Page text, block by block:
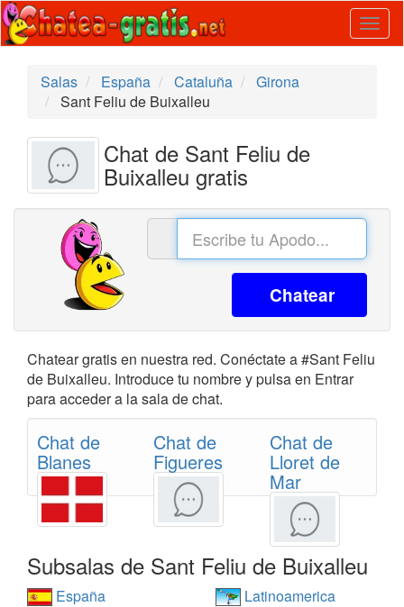
Salas
España Cataluña
Girona
Sant Feliu de Buixalleu
Chat de Sant Feliu de
Buixalleu gratis
Chatear
Chatear gratis en nuestra red. Conéctate a #Sant Feliu
de Buixalleu. Introduce tu nombre y pulsa en Entrar
para acceder a la sala de chat.
Chat de
Blanes
Chat de
Figueres
Chat de
Lloret de
Mar
Subsalas de Sant Feliu de Buixalleu
España
Latinoamerica